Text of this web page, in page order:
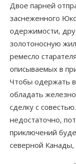
Двое парней
заснеженного
одержимости,
золотоносную
ремесло
описываемых в
Чтобы одержать
обладать
сделку с
недостаточно,
приключений
северной